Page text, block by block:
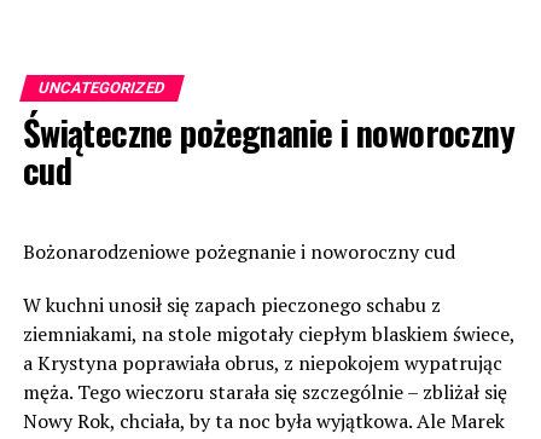
UNCATEGORIZED
Świąteczne pożegnanie i noworoczny
cud
Bożonarodzeniowe pożegnanie i noworoczny cud
W kuchni unosił się zapach pieczonego schabu z
ziemniakami, na stole migotały ciepłym blaskiem świece,
a Krystyna poprawiała obrus, z niepokojem wypatrując
męża. Tego wieczoru starała się szczególnie – zbliżał się
Nowy Rok, chciała, by ta noc była wyjątkowa. Ale Marek